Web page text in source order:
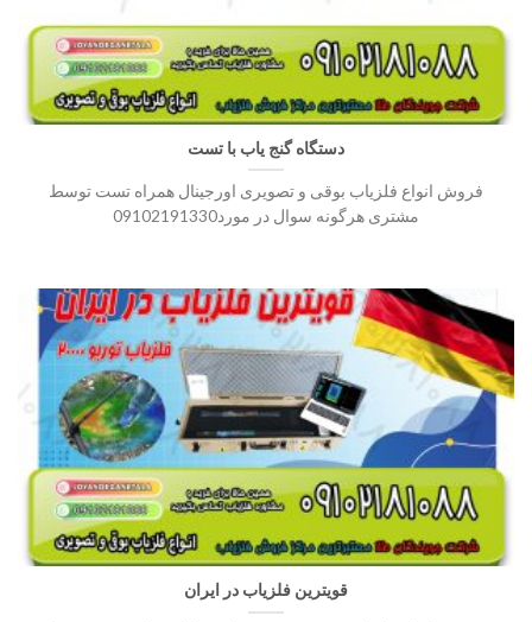
دستگاه گنج یاب با تست
فروش انواع فلزیاب بوقی و تصویری اورجینال همراه تست توسط
مشتری هرگونه سوال در مورد09102191330
قویترین فلزیاب در ایران